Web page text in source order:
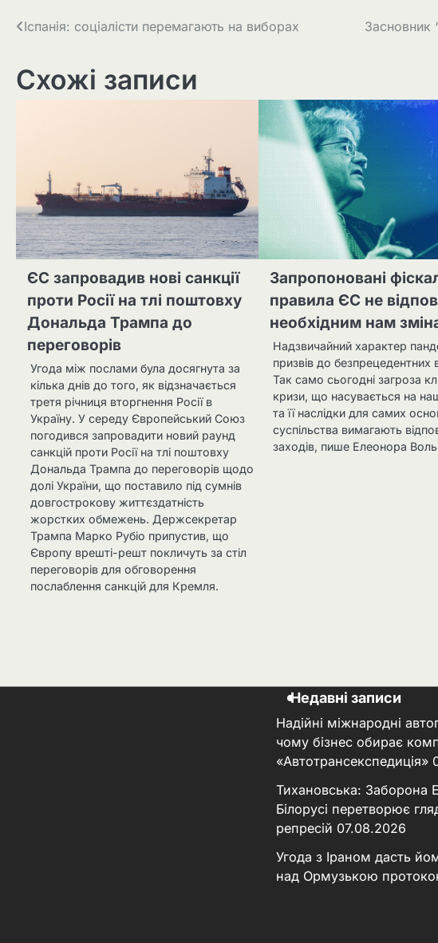
Навігація
Іспанія: соціалісти перемагають на виборах Засновник
Схожі записи
ЄС запровадив нові санкції
проти Росії на тлі поштовху
Дональда Трампа до
переговорів
Угода між послами була досягнута за
кілька днів до того, як відзначається
третя річниця вторгнення Росії в
Україну. У середу Європейський Союз
погодився запровадити новий раунд
санкцій проти Росії на тлі поштовху
Дональда Трампа до переговорів щодо
долі України, що поставило під сумнів
довгострокову життєздатність
жорстких обмежень. Держсекретар
Трампа Марко Рубіо припустив, що
Європу врешті-решт покличуть за стіл
переговорів для обговорення
послаблення санкцій для Кремля.
Запропоновані
правила ЄС не
необхідним нам
Надзвичайний характер
призвів до безпрецедентних
Так само сьогодні загроза
кризи, що насувається на
та її наслідки для самих
суспільства вимагають
заходів, пише Елеонора
Недавні записи
Надійні міжнародні
чому бізнес обирає
«Автотрансекспедиція»
Тихановська: Заборона
Білорусі перетворює
репресій 07.08.2026
Угода з Іраном дасть
над Ормузькою